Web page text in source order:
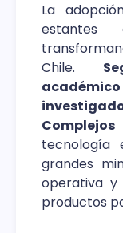
La
estantes
Chile.
académico
tecnología
grandes
operativa y
productos